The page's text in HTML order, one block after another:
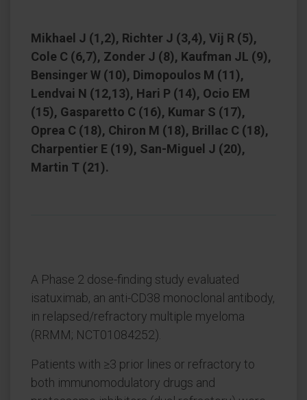
Mikhael J (1,2), Richter J (3,4), Vij R (5),
Cole C (6,7), Zonder J (8), Kaufman JL (9),
Bensinger W (10), Dimopoulos M (11),
Lendvai N (12,13), Hari P (14), Ocio EM
(15), Gasparetto C (16), Kumar S (17),
Oprea C (18), Chiron M (18), Brillac C (18),
Charpentier E (19), San-Miguel J (20),
Martin T (21).
A Phase 2 dose-finding study evaluated
isatuximab, an anti-CD38 monoclonal antibody,
in relapsed/refractory multiple myeloma
(RRMM; NCT01084252).
Patients with ≥3 prior lines or refractory to
both immunomodulatory drugs and